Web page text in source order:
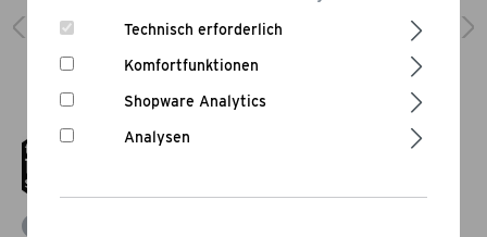
Technisch erforderlich
Komfortfunktionen
Shopware Analytics
Analysen